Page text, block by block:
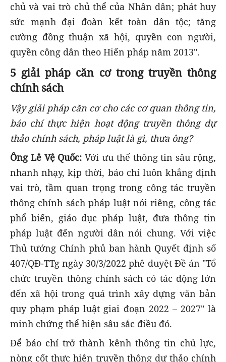
chủ và vai trò chủ thể của Nhân dân; phát huy
sức mạnh đại đoàn kết toàn dân tộc; tăng
cường đồng thuận xã hội, quyền con người,
quyền công dân theo Hiến pháp năm 2013".
5 giải pháp căn cơ trong truyền thông
chính sách
Vậy giải pháp căn cơ cho các cơ quan thông tin,
báo chí thực hiện hoạt động truyền thông dự
thảo chính sách, pháp luật là gì, thưa ông?
Ông Lê Vệ Quốc: Với ưu thế thông tin sâu rộng,
nhanh nhạy, kịp thời, báo chí luôn khẳng định
vai trò, tầm quan trọng trong công tác truyền
thông chính sách pháp luật nói riêng, công tác
phổ biến, giáo dục pháp luật, đưa thông tin
pháp luật đến người dân nói chung. Với việc
Thủ tướng Chính phủ ban hành Quyết định số
407/QĐ-TTg ngày 30/3/2022 phê duyệt Đề án "Tổ
chức truyền thông chính sách có tác động lớn
đến xã hội trong quá trình xây dựng văn bản
quy phạm pháp luật giai đoạn 2022 – 2027" là
minh chứng thể hiện sâu sắc điều đó.
Để báo chí trở thành kênh thông tin chủ lực,
nòng cốt thực hiện truyền thông dự thảo chính